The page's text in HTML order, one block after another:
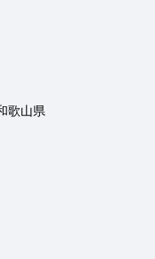
歌山県